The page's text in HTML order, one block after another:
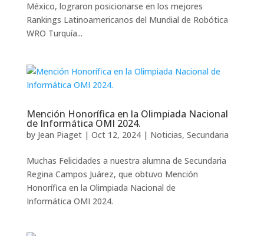
México, lograron posicionarse en los mejores
Rankings Latinoamericanos del Mundial de Robótica
WRO Turquía...
Mención Honorífica en la Olimpiada Nacional
de Informática OMI 2024.
by Jean Piaget| Oct 12, 2024| Noticias, Secundaria
Muchas Felicidades a nuestra alumna de Secundaria
Regina Campos Juárez, que obtuvo Mención
Honorífica en la Olimpiada Nacional de
Informática OMI 2024.